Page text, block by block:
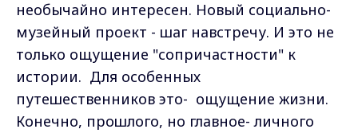
необычайно интересен. Новый социально-
музейный проект - шаг навстречу. И это не
только ощущение "сопричастности" к
истории. Для особенных
путешественников это- ощущение жизни.
Конечно, прошлого, но главное- личного